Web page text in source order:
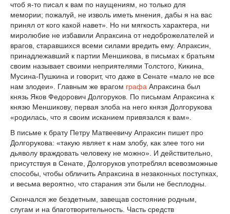
чтоб я-то писал к вам по наущениям, но только для
мемории; пожалуй, не изволь иметь мнения, дабы я на вас
принял от кого какой навет». Но ни мягкость характера, ни
миролюбие не избавили Апраксина от недоброжелателей и
врагов, старавшихся всеми силами вредить ему. Апраксин,
принадлежавший к партии Меншикова, в письмах к братьям
своим называет своими неприятелями Толстого, Кикина,
Мусина-Пушкина и говорит, что даже в Сенате «мало не все
нам злодеи». Главным же врагом графа Апраксина был
князь Яков Федорович Долгоруков. По письмам Апраксина к
князю Меншикову, первая злоба на него князя Долгорукова
«родилась, что я своим исканием привязался к вам».
В письме к брату Петру Матвеевичу Апраксин пишет про
Долгорукова: «такую являет к нам злобу, как злее того ни
дьяволу враждовать человеку не можно». И действительно,
присутствуя в Сенате, Долгоруков употреблял всевозможные
способы, чтобы обличить Апраксина в незаконных поступках,
и весьма вероятно, что старания эти были не бесплодны.
Скончался же бездетным, завещав состояние родным,
слугам и на благотворительность. Часть средств